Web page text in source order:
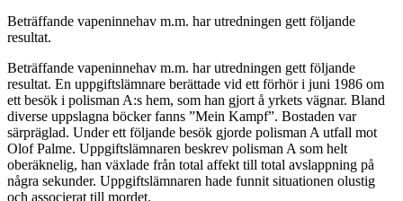
Beträffande vapeninnehav m.m. har utredningen gett följande
resultat.
Beträffande vapeninnehav m.m. har utredningen gett följande
resultat. En uppgiftslämnare berättade vid ett förhör i juni 1986 om
ett besök i polisman A:s hem, som han gjort å yrkets vägnar. Bland
diverse uppslagna böcker fanns ”Mein Kampf”. Bostaden var
särpräglad. Under ett följande besök gjorde polisman A utfall mot
Olof Palme. Uppgiftslämnaren beskrev polisman A som helt
oberäknelig, han växlade från total affekt till total avslappning på
några sekunder. Uppgiftslämnaren hade funnit situationen olustig
och associerat till mordet.